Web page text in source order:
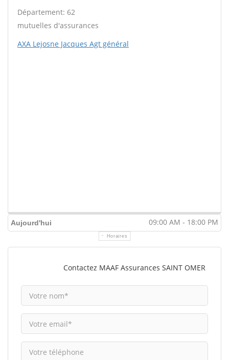
Département: 62
mutuelles d'assurances
AXA Lejosne Jacques Agt général
Aujourd'hui 09:00 AM - 18:00 PM
Horaires
Contactez MAAF Assurances SAINT OMER